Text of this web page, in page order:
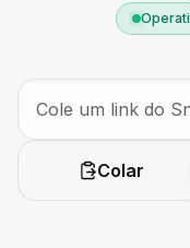
Colar